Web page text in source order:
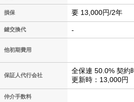
損保 要 13,000円/2年
鍵交換代 -
他初期費用
保証人代行会社
全保連 50.0% 契約
更新時：13,000円
仲介手数料